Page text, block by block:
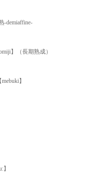
-demiaffine-
】（長期熟成）
】